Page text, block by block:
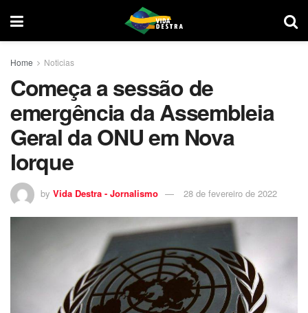
Home Noticias
Começa a sessão de
emergência da Assembleia
Geral da ONU em Nova
Iorque
by Vida Destra - Jornalismo 28 de fevereiro de 2022